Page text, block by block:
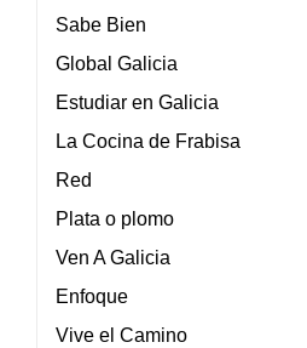
Sabe Bien
Global Galicia
Estudiar en Galicia
La Cocina de Frabisa
Red
Plata o plomo
Ven A Galicia
Enfoque
Vive el Camino